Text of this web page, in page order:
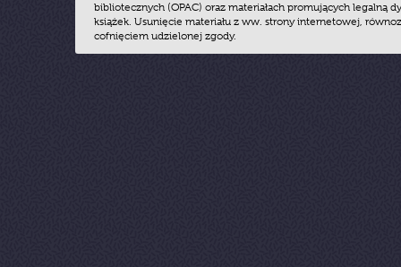
bibliotecznych (OPAC) oraz materiałach promujących legalną
książek. Usunięcie materiału z ww. strony internetowej,
cofnięciem udzielonej zgody.